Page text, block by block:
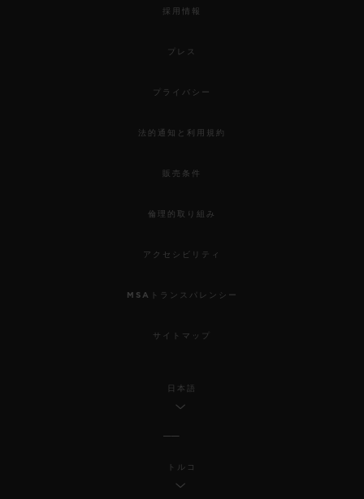
採用情報
プレス
プライバシー
法的通知と利用規約
販売条件
倫理的取り組み
アクセシビリティ
MSAトランスパレンシー
サイトマップ
日本語
トルコ